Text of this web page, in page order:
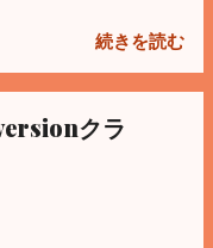
を英語版にするこ
知った。 こちらのブ
touchのsafariで
にアクセス 言語
期するデバイス → 同
掛かってもいいか
なところがベスト。
たぶん探せば似たよ
近くや新宿あたりで
プセル）ホテルにす
う年だし、飲んだく
続きを読む
クラ